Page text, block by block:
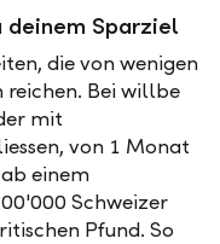
deinem Sparziel
die von wenigen
reichen. Bei willbe
mit
von 1 Monat
einem
Schweizer
Pfund. So